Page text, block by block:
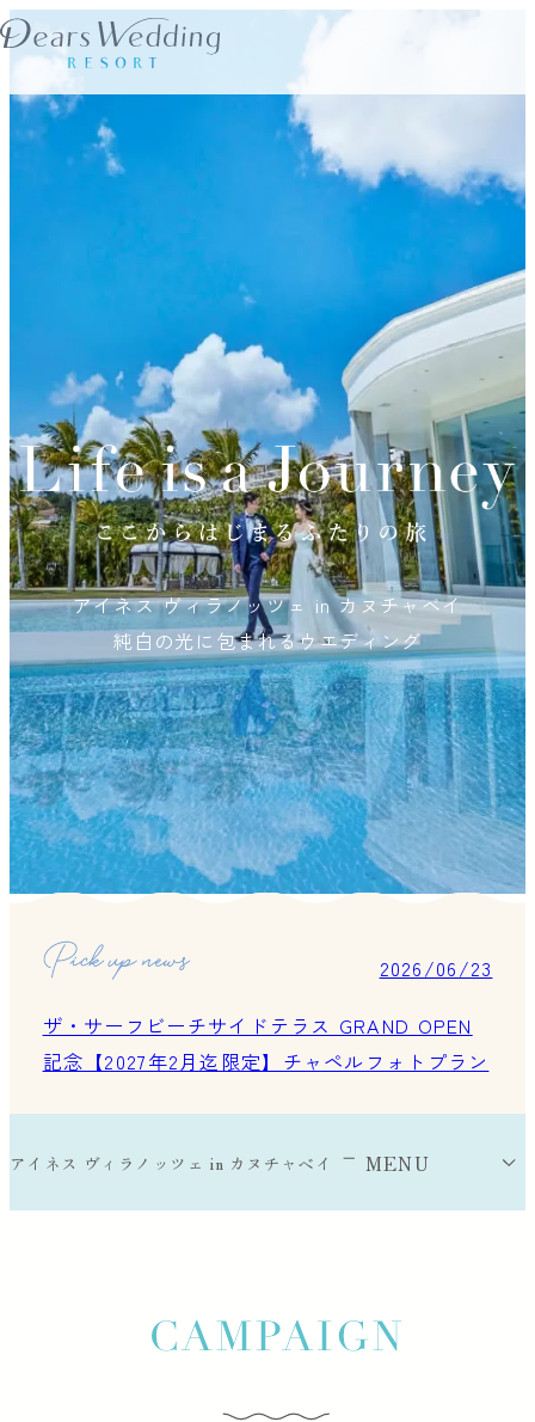
内
容
を
ス
アイネス ヴィラノッツェ in カヌチャベイ
純白の光に包まれるウエディング
2026/06/23
ザ・サーフビーチサイドテラス GRAND OPEN
記念【2027年2月迄限定】チャペルフォトプラン
アイネス ヴィラノッツェ in カヌチャベイ MENU
in カヌチャベイについて